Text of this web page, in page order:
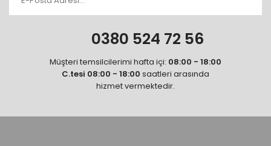
0380 524 72 56
Müşteri temsilcilerimi hafta içi: 08:00 - 18:00
C.tesi 08:00 - 18:00 saatleri arasında
hizmet vermektedir.